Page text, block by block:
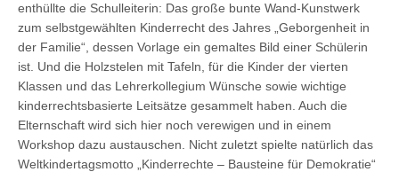
enthüllte die Schulleiterin: Das große bunte Wand-Kunstwerk
zum selbstgewählten Kinderrecht des Jahres „Geborgenheit in
der Familie“, dessen Vorlage ein gemaltes Bild einer Schülerin
ist. Und die Holzstelen mit Tafeln, für die Kinder der vierten
Klassen und das Lehrerkollegium Wünsche sowie wichtige
kinderrechtsbasierte Leitsätze gesammelt haben. Auch die
Elternschaft wird sich hier noch verewigen und in einem
Workshop dazu austauschen. Nicht zuletzt spielte natürlich das
Weltkindertagsmotto „Kinderrechte – Bausteine für Demokratie“